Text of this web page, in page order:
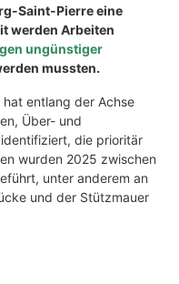
Saint-Pierre eine
werden Arbeiten
ungünstiger
mussten.
hat entlang der Achse
Über- und
die prioritär
wurden 2025 zwischen
unter anderem an
und der Stützmauer